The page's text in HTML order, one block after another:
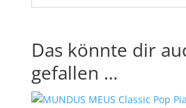
Das könnte dir
gefallen …